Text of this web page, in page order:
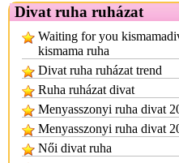
Divat ruha ruházat
Waiting for you
kismama ruha
Divat ruha ruházat trend
Ruha ruházat divat
Menyasszonyi ruha divat
Menyasszonyi ruha divat
Női divat ruha